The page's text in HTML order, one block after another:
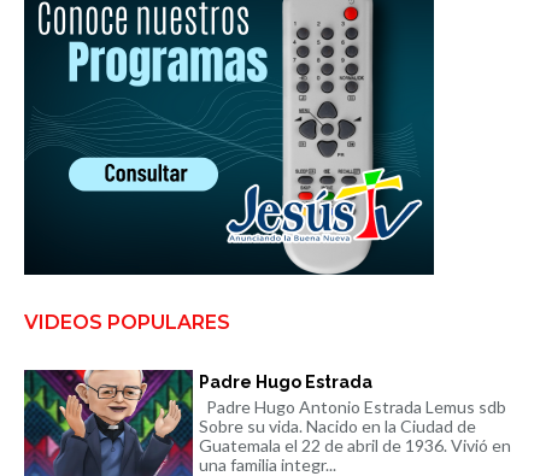
VIDEOS POPULARES
Padre Hugo Estrada
Padre Hugo Antonio Estrada Lemus sdb
Sobre su vida. Nacido en la Ciudad de
Guatemala el 22 de abril de 1936. Vivió en
una familia integr...